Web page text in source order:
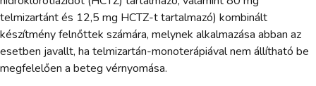
telmizartánt és 12,5 mg HCTZ-t tartalmazó) kombinált
készítmény felnőttek számára, melynek alkalmazása abban az
esetben javallt, ha telmizartán-monoterápiával nem állítható be
megfelelően a beteg vérnyomása.